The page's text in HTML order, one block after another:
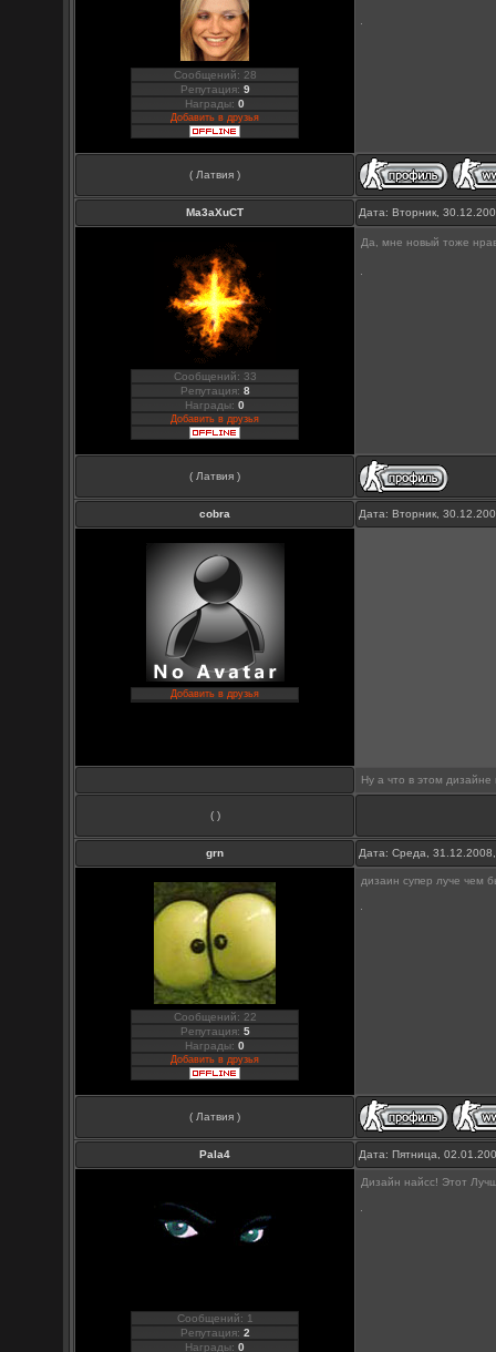
Сообщений: 28
Репутация: 9
Награды:0
Добавить в друзья
( Латвия )
Ma3aXuCT Дата: Вторник,
Сообщений: 33
Репутация: 8
Награды:0
Добавить в друзья
Да, мне новый тоже
( Латвия )
cobra Дата: Вторник,
Добавить в друзья
Ну а что в этом
( )
grn Дата: Среда,
Сообщений: 22
Репутация: 5
Награды:0
Добавить в друзья
дизаин супер луче чем
( Латвия )
Pala4 Дата: Пятница,
Сообщений: 1
Репутация: 2
Награды:0
Дизайн найсс! Этот